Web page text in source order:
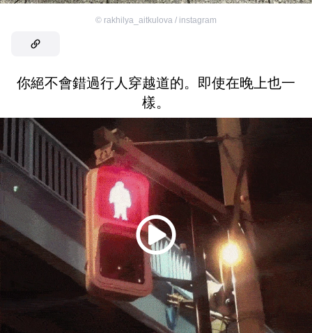
© rakhilya_aitkulova / instagram
你絕不會錯過行人穿越道的。即使在晚上也一
樣。